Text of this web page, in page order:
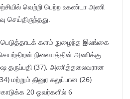
வெற்றி பெற்ற உகண்டா அணி
செய்திருந்தது.
களம் நுழைந்த இலங்கை
நிலையத்தின் அணிக்கு
தருப்பதி (37), அணித்தலைவரான
மற்றும் தினுர கலுப்பான (26)
20 ஓவர்களில் 6